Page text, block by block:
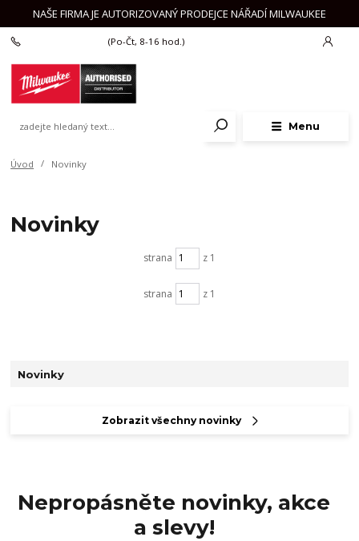
NAŠE FIRMA JE AUTORIZOVANÝ PRODEJCE NÁŘADÍ MILWAUKEE
Menu
(Po-Čt, 8-16 hod.)
Úvod Novinky
Novinky
Zobrazit všechny novinky
Novinky
strana z 1
strana z 1
Nepropásněte novinky, akce
a slevy!